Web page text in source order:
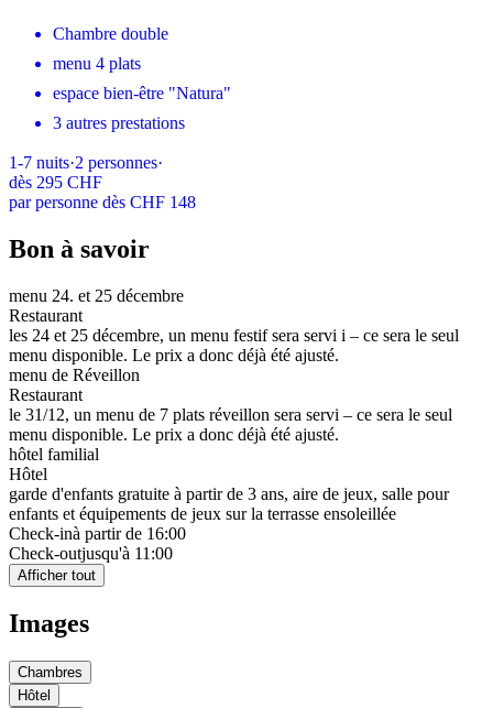
Chambre double
menu 4 plats
espace bien-être "Natura"
3 autres prestations
1-7 nuits·2 personnes·
dès 295 CHF
par personne dès CHF 148
Bon à savoir
menu 24. et 25 décembre
Restaurant
les 24 et 25 décembre, un menu festif sera servi i – ce sera le seul
menu disponible. Le prix a donc déjà été ajusté.
menu de Réveillon
Restaurant
le 31/12, un menu de 7 plats réveillon sera servi – ce sera le seul
menu disponible. Le prix a donc déjà été ajusté.
hôtel familial
Hôtel
garde d'enfants gratuite à partir de 3 ans, aire de jeux, salle pour
enfants et équipements de jeux sur la terrasse ensoleillée
Check-inà partir de 16:00
Check-outjusqu'à 11:00
Afficher tout
Images
Chambres
Hôtel